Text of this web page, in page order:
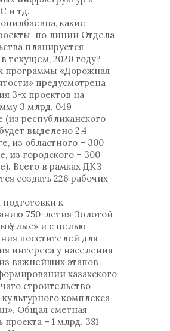
и тд.
какие
по линии Отдела
планируется
текущем, 2020 году?
программы «Дорожная
предусмотрена
3-х проектов на
3 млрд. 049
(из республиканского
выделено 2,4
из областного – 300
из городского – 300
Всего в рамках ДКЗ
создать 226 рабочих
к
750-летия Золотой
Ұлыс» и с целью
посетителей для
интереса у населения
важнейших этапов
казахского
строительство
комплекса
Общая сметная
проекта – 1 млрд. 381